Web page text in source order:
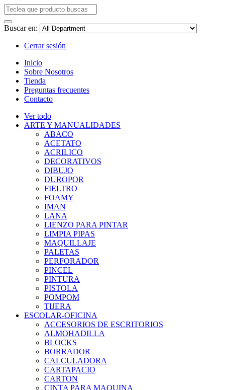
Buscar en:
Cerrar sesión
Inicio
Sobre Nosotros
Tienda
Preguntas frecuentes
Contacto
Ver todo
ARTE Y MANUALIDADES
ABACO
ACETATO
ACRILICO
DECORATIVOS
DIBUJO
DUROPOR
FIELTRO
FOAMY
IMAN
LANA
LIENZO PARA PINTAR
LIMPIA PIPAS
MAQUILLAJE
PALETAS
PERFORADOR
PINCEL
PINTURA
PISTOLA
POMPOM
TIJERA
ESCOLAR-OFICINA
ACCESORIOS DE ESCRITORIOS
ALMOHADILLA
BLOCKS
BORRADOR
CALCULADORA
CARTAPACIO
CARTON
CINTA PARA MAQUINA